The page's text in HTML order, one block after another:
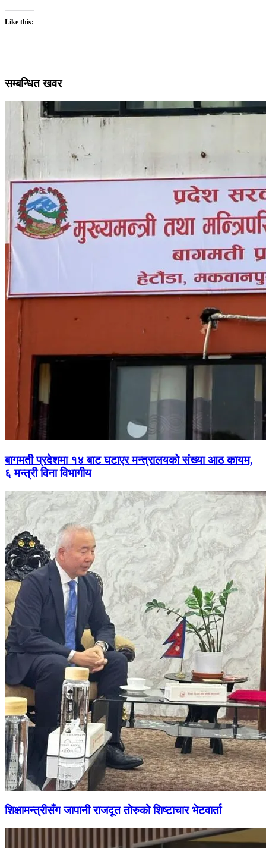
Like this:
सम्बन्धित खवर
बागमती प्रदेशमा १४ बाट घटाएर मन्त्रालयको संख्या आठ कायम,
६ मन्त्री विना विभागीय
शिक्षामन्त्रीसँग जापानी राजदूत तोरुको शिष्टाचार भेटवार्ता